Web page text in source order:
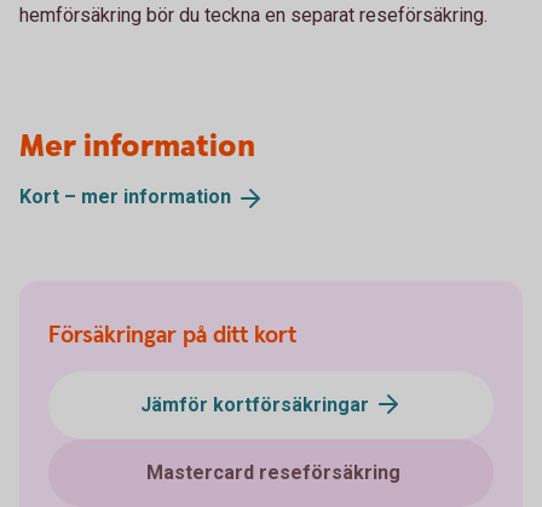
hemförsäkring bör du teckna en separat reseförsäkring.
Mer information
Kort – mer information
Försäkringar på ditt kort
Jämför kortförsäkringar
Mastercard reseförsäkring